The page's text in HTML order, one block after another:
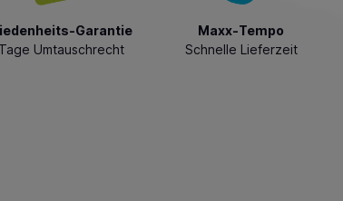
Garantie
Umtauschrecht
Maxx-Tempo
Schnelle Lieferzeit